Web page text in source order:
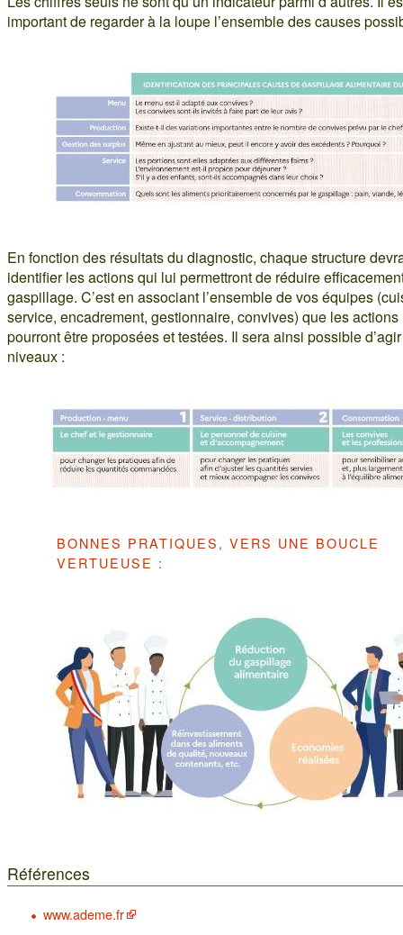
important de regarder à la loupe l’ensemble des causes
En fonction des résultats du diagnostic, chaque structure
identifier les actions qui lui permettront de réduire
gaspillage. C’est en associant l’ensemble de vos équipes
service, encadrement, gestionnaire, convives) que les actions
pourront être proposées et testées. Il sera ainsi possible
niveaux :
BONNES PRATIQUES, VERS UNE BOUCLE
VERTUEUSE :
Références
www.ademe.fr